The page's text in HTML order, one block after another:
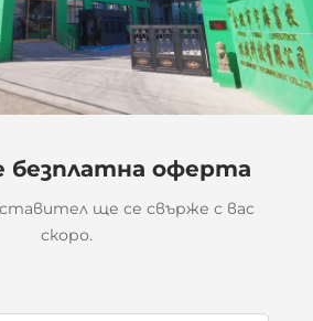
безплатна оферта
ще се свърже с вас
скоро.